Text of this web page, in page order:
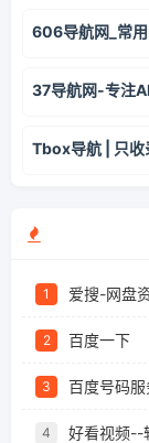
1
2 百度一下
3 百度号码
4 好看视频--